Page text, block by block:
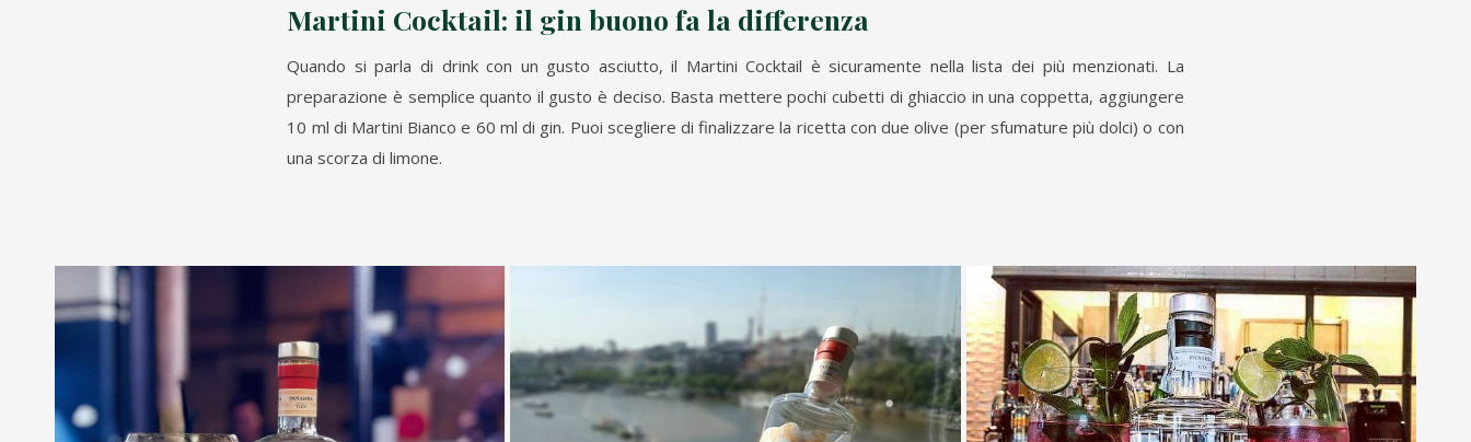
Martini Cocktail: il gin buono fa la differenza
Quando si parla di drink con un gusto asciutto, il Martini Cocktail è sicuramente nella lista dei più menzionati. La
preparazione è semplice quanto il gusto è deciso. Basta mettere pochi cubetti di ghiaccio in una coppetta, aggiungere
10 ml di Martini Bianco e 60 ml di gin. Puoi scegliere di finalizzare la ricetta con due olive (per sfumature più dolci) o con
una scorza di limone.